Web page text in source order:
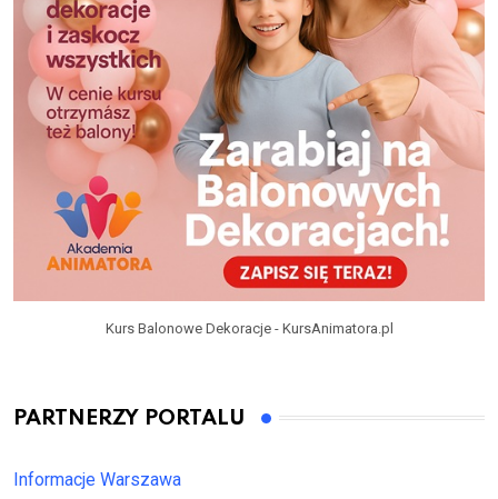
Kurs Balonowe Dekoracje - KursAnimatora.pl
PARTNERZY PORTALU
Informacje Warszawa